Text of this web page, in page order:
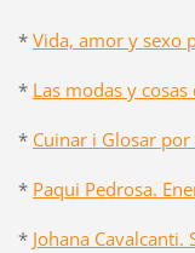
* Vida, amor y sexo
* Las modas y cosas
* Cuinar i Glosar
* Paqui Pedrosa.
* Johana